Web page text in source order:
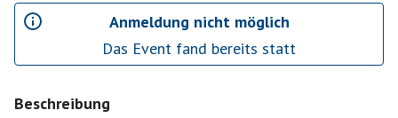
Anmeldung nicht möglich
Das Event fand bereits statt
Beschreibung